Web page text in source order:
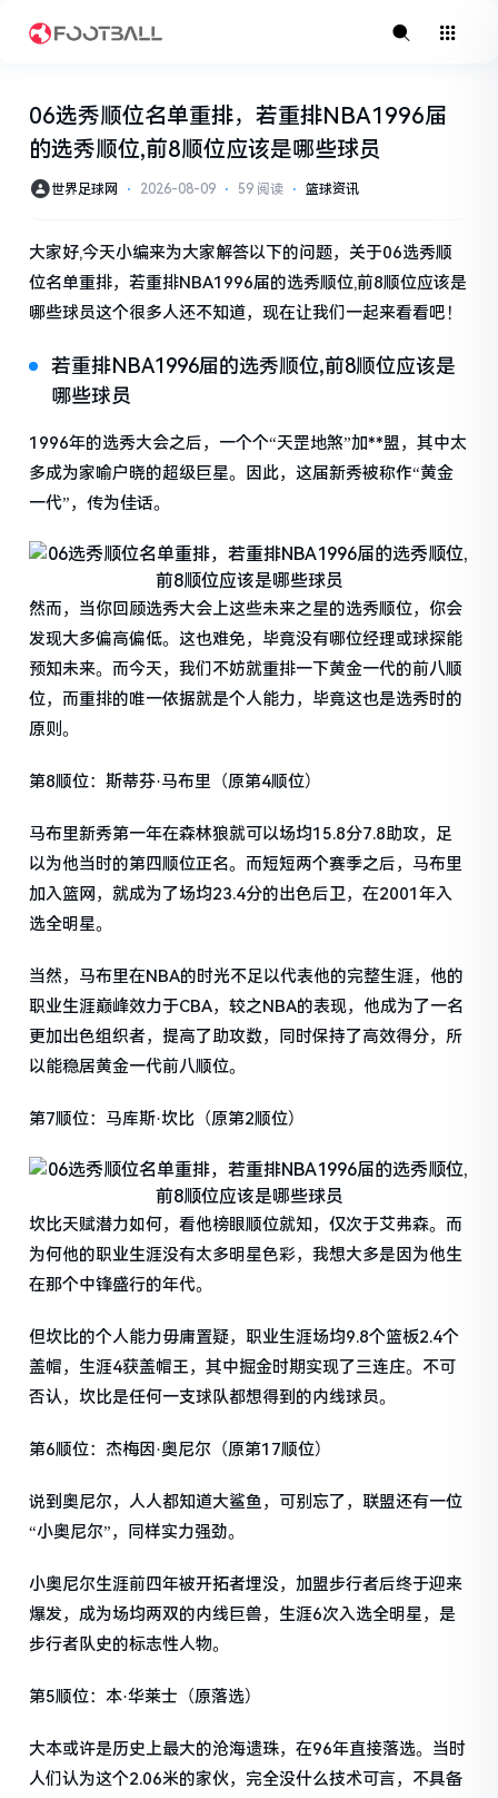
06选秀顺位名单重排，若重排NBA1996届
的选秀顺位,前8顺位应该是哪些球员
世界足球网 ⋅ 2026-08-09 ⋅ 59 阅读 ⋅ 篮球资讯
大家好,今天小编来为大家解答以下的问题，关于06选秀顺
位名单重排，若重排NBA1996届的选秀顺位,前8顺位应该是
哪些球员这个很多人还不知道，现在让我们一起来看看吧！
若重排NBA1996届的选秀顺位,前8顺位应该是
哪些球员
1996年的选秀大会之后，一个个“天罡地煞”加**盟，其中太
多成为家喻户晓的超级巨星。因此，这届新秀被称作“黄金
一代”，传为佳话。
然而，当你回顾选秀大会上这些未来之星的选秀顺位，你会
发现大多偏高偏低。这也难免，毕竟没有哪位经理或球探能
预知未来。而今天，我们不妨就重排一下黄金一代的前八顺
位，而重排的唯一依据就是个人能力，毕竟这也是选秀时的
原则。
第8顺位：斯蒂芬·马布里（原第4顺位）
马布里新秀第一年在森林狼就可以场均15.8分7.8助攻，足
以为他当时的第四顺位正名。而短短两个赛季之后，马布里
加入篮网，就成为了场均23.4分的出色后卫，在2001年入
选全明星。
当然，马布里在NBA的时光不足以代表他的完整生涯，他的
职业生涯巅峰效力于CBA，较之NBA的表现，他成为了一名
更加出色组织者，提高了助攻数，同时保持了高效得分，所
以能稳居黄金一代前八顺位。
第7顺位：马库斯·坎比（原第2顺位）
坎比天赋潜力如何，看他榜眼顺位就知，仅次于艾弗森。而
为何他的职业生涯没有太多明星色彩，我想大多是因为他生
在那个中锋盛行的年代。
但坎比的个人能力毋庸置疑，职业生涯场均9.8个篮板2.4个
盖帽，生涯4获盖帽王，其中掘金时期实现了三连庄。不可
否认，坎比是任何一支球队都想得到的内线球员。
第6顺位：杰梅因·奥尼尔（原第17顺位）
说到奥尼尔，人人都知道大鲨鱼，可别忘了，联盟还有一位
“小奥尼尔”，同样实力强劲。
小奥尼尔生涯前四年被开拓者埋没，加盟步行者后终于迎来
爆发，成为场均两双的内线巨兽，生涯6次入选全明星，是
步行者队史的标志性人物。
第5顺位：本·华莱士（原落选）
大本或许是历史上最大的沧海遗珠，在96年直接落选。当时
人们认为这个2.06米的家伙，完全没什么技术可言，不具备